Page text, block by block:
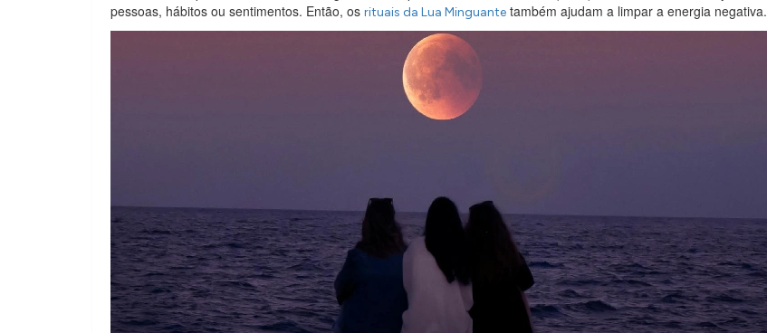
pessoas, hábitos ou sentimentos. Então, os rituais da Lua Minguante também ajudam a limpar a energia negativa.